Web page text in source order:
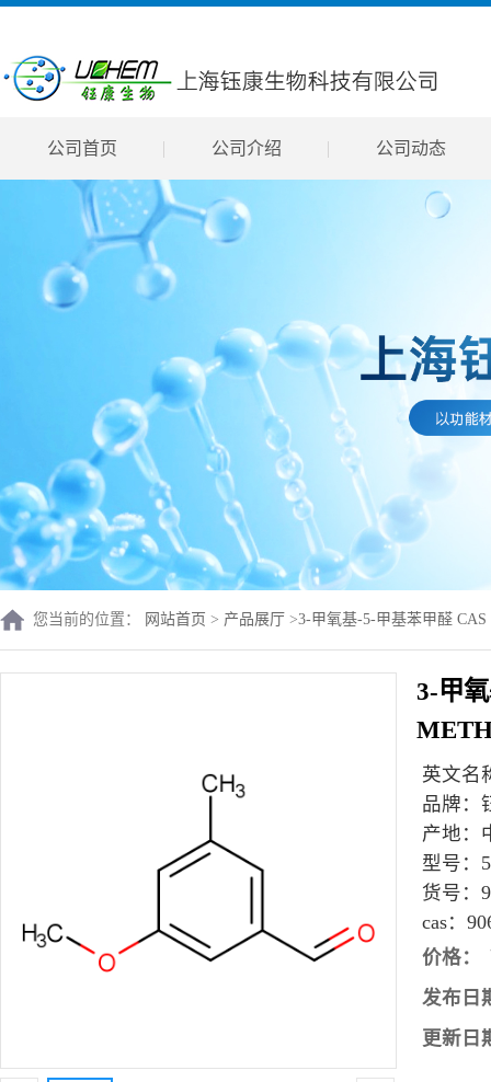
公司首页 公司介绍 公司动态
您当前的位置： 网站首页 > 产品展厅 >3-甲氧基-5-甲基苯甲醛
3-甲
英文名
品牌：
产地：
型号：
货号：
cas：
价格：
发布日
更新日